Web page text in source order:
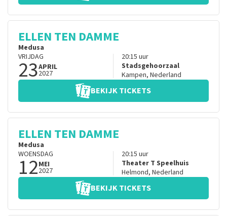
ELLEN TEN DAMME
Medusa
VRIJDAG
23APRIL
2027
20:15 uur
Stadsgehoorzaal
Kampen, Nederland
BEKIJK TICKETS
ELLEN TEN DAMME
Medusa
WOENSDAG
12MEI
2027
20:15 uur
Theater T Speelhuis
Helmond, Nederland
BEKIJK TICKETS